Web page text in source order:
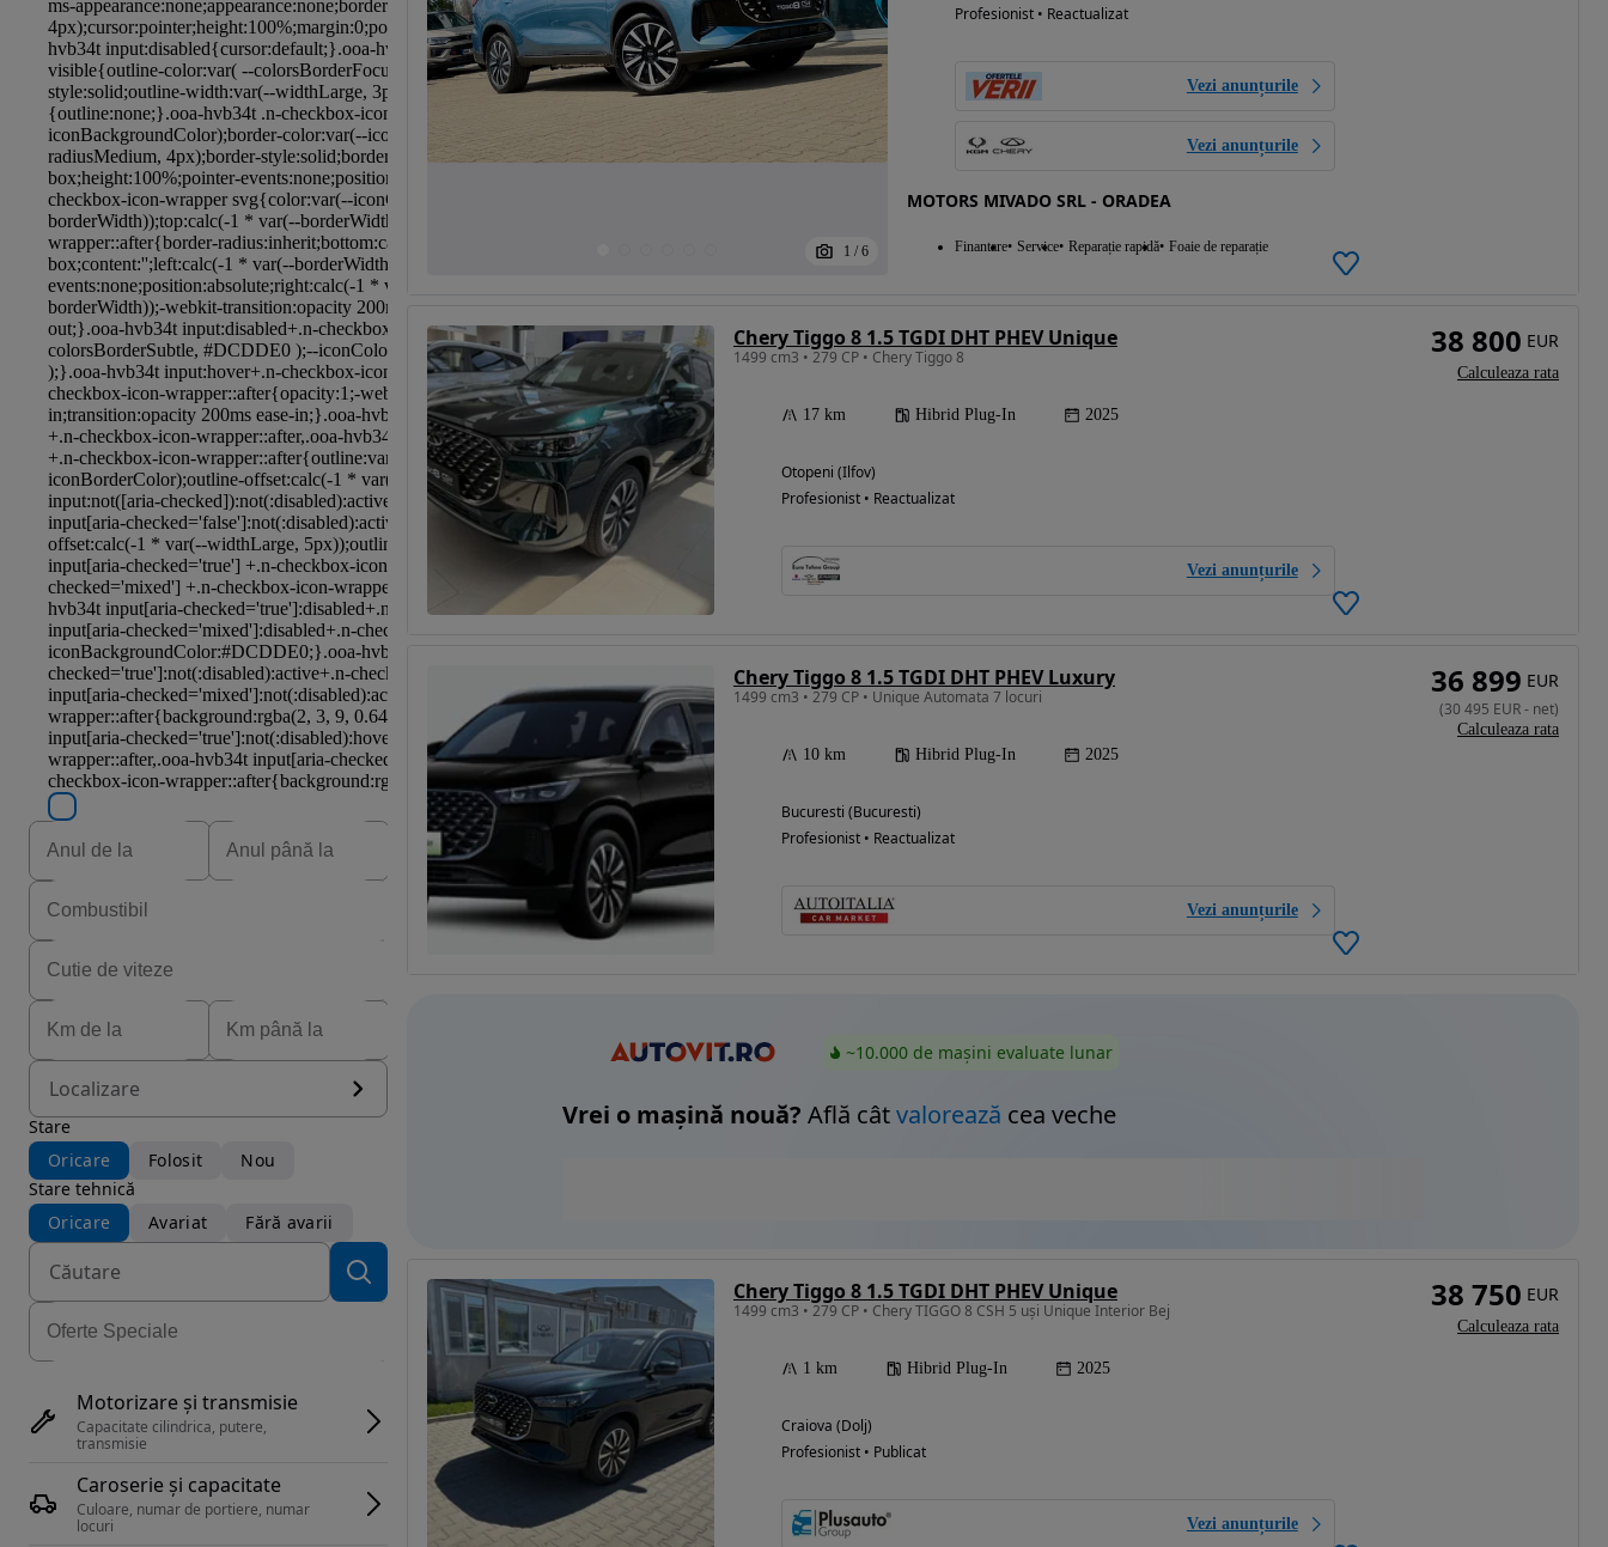
finantare
Localizare
Stare
Oricare
Folosit
Nou
Stare tehnică
Oricare
Avariat Fără avarii
Motorizare și transmisie
Capacitate cilindrica, putere,
transmisie
Caroserie și capacitate
Culoare, numar de portiere, numar
locuri
1 / 6
Profesionist • Reactualizat
Vezi anunțurile
Vezi anunțurile
MOTORS MIVADO SRL - ORADEA
Finantare Service Reparație rapidă Foaie de reparație
Chery Tiggo 8 1.5 TGDI DHT PHEV Unique
1499 cm3 • 279 CP • Chery Tiggo 8
17 km Hibrid Plug-In 2025
Otopeni (Ilfov)
Profesionist • Reactualizat
Vezi anunțurile
38 800 EUR
Calculeaza rata
Chery Tiggo 8 1.5 TGDI DHT PHEV Luxury
1499 cm3 • 279 CP • Unique Automata 7 locuri
10 km Hibrid Plug-In 2025
Bucuresti (Bucuresti)
Profesionist • Reactualizat
Vezi anunțurile
36 899 EUR
(30 495 EUR- net)
Calculeaza rata
~10.000 de mașini evaluate lunar
Vrei o mașină nouă? Află câtvalorează cea veche
Chery Tiggo 8 1.5 TGDI DHT PHEV Unique
1499 cm3 • 279 CP • Chery TIGGO 8 CSH 5 uși Unique Interior Bej
1 km Hibrid Plug-In 2025
Craiova (Dolj)
Profesionist • Publicat
Vezi anunțurile
38 750 EUR
Calculeaza rata